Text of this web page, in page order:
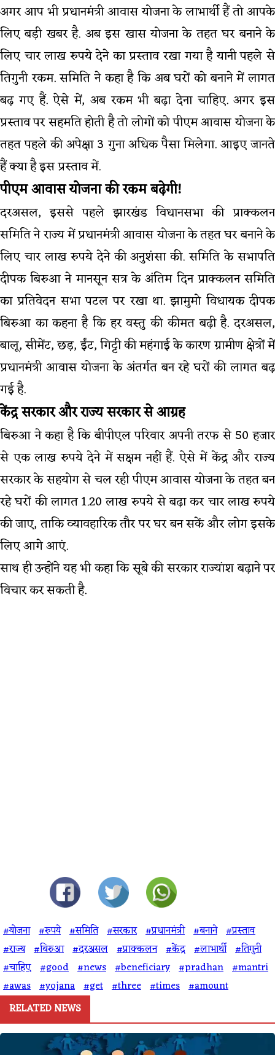
अगर आप भी प्रधानमंत्री आवास योजना के लाभार्थी हैं तो आपके
लिए बड़ी खबर है. अब इस खास योजना के तहत घर बनाने के
लिए चार लाख रुपये देने का प्रस्ताव रखा गया है यानी पहले से
तिगुनी रकम. समिति ने कहा है कि अब घरों को बनाने में लागत
बढ़ गए हैं. ऐसे में, अब रकम भी बढ़ा देना चाहिए. अगर इस
प्रस्ताव पर सहमति होती है तो लोगों को पीएम आवास योजना के
तहत पहले की अपेक्षा 3 गुना अधिक पैसा मिलेगा. आइए जानते
हैं क्या है इस प्रस्ताव में.
पीएम आवास योजना की रकम बढ़ेगी!
दरअसल, इससे पहले झारखंड विधानसभा की प्राक्कलन
समिति ने राज्य में प्रधानमंत्री आवास योजना के तहत घर बनाने के
लिए चार लाख रुपये देने की अनुशंसा की. समिति के सभापति
दीपक बिरुआ ने मानसून सत्र के अंतिम दिन प्राक्कलन समिति
का प्रतिवेदन सभा पटल पर रखा था. झामुमो विधायक दीपक
बिरुआ का कहना है कि हर वस्तु की कीमत बढ़ी है. दरअसल,
बालू, सीमेंट, छड़, ईंट, गिट्टी की महंगाई के कारण ग्रामीण क्षेत्रों में
प्रधानमंत्री आवास योजना के अंतर्गत बन रहे घरों की लागत बढ़
गई है.
केंद्र सरकार और राज्य सरकार से आग्रह
बिरुआ ने कहा है कि बीपीएल परिवार अपनी तरफ से 50 हजार
से एक लाख रुपये देने में सक्षम नहीं हैं. ऐसे में केंद्र और राज्य
सरकार के सहयोग से चल रही पीएम आवास योजना के तहत बन
रहे घरों की लागत 1.20 लाख रुपये से बढ़ा कर चार लाख रुपये
की जाए, ताकि व्यावहारिक तौर पर घर बन सकें और लोग इसके
लिए आगे आएं.
साथ ही उन्होंने यह भी कहा कि सूबे की सरकार राज्यांश बढ़ाने पर
विचार कर सकती है.
#योजना #रुपये #समिति #सरकार #प्रधानमंत्री #बनाने #प्रस्ताव
#राज्य #बिरुआ #दरअसल #प्राक्कलन #केंद्र #लाभार्थी #तिगुनी
#चाहिए #good #news #beneficiary #pradhan #mantri
#awas #yojana #get #three #times #amount
RELATED NEWS